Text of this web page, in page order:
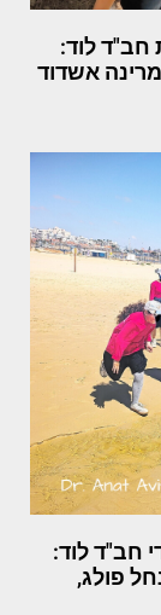
חב"ד לוד:
אשדוד
חב"ד לוד:
פולג,